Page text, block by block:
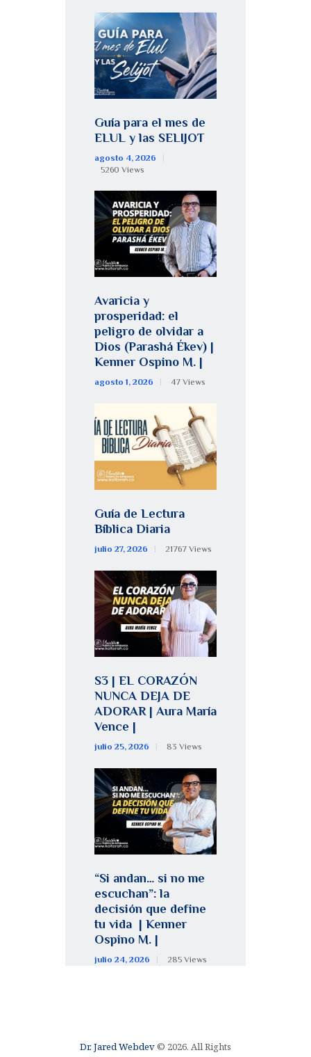
Guía para el mes de
ELUL y las SELIJOT
agosto 4, 2026
5260 Views
Avaricia y
prosperidad: el
peligro de olvidar a
Dios (Parashá Ékev) |
Kenner Ospino M. |
agosto 1, 2026 47 Views
Guía de Lectura
Bíblica Diaria
julio 27, 2026 21767 Views
S3 | EL CORAZÓN
NUNCA DEJA DE
ADORAR | Aura María
Vence |
julio 25, 2026 83 Views
“Si andan… si no me
escuchan”: la
decisión que define
tu vida | Kenner
Ospino M. |
julio 24, 2026 285 Views
Dr. Jared Webdev© 2026. All Rights